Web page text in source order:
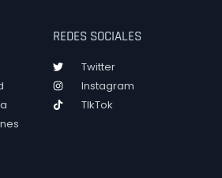
REDES SOCIALES
Twitter
Instagram
TIkTok